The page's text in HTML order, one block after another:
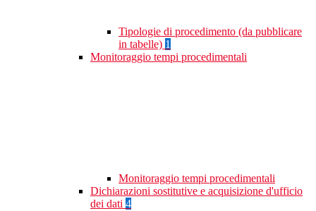
Tipologie di procedimento (da pubblicare
in tabelle) 1
Monitoraggio tempi procedimentali
Monitoraggio tempi procedimentali
Dichiarazioni sostitutive e acquisizione d'ufficio
dei dati 4